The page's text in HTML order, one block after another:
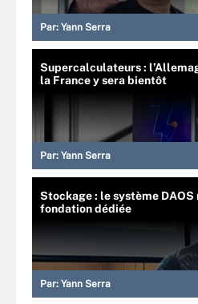
Par: Yann Serra
Supercalculateurs :
la France y sera bientôt
Par: Yann Serra
Stockage : le système DAOS
fondation dédiée
Par: Yann Serra